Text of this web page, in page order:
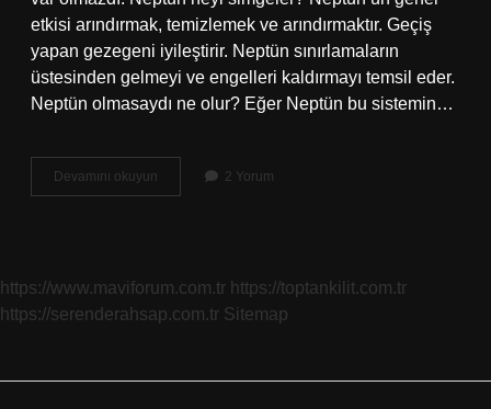
etkisi arındırmak, temizlemek ve arındırmaktır. Geçiş
yapan gezegeni iyileştirir. Neptün sınırlamaların
üstesinden gelmeyi ve engelleri kaldırmayı temsil eder.
Neptün olmasaydı ne olur? Eğer Neptün bu sistemin…
Devamını okuyun
Ne
2 Yorum
https://www.maviforum.com.tr https://toptankilit.com.tr
https://serenderahsap.com.tr Sitemap